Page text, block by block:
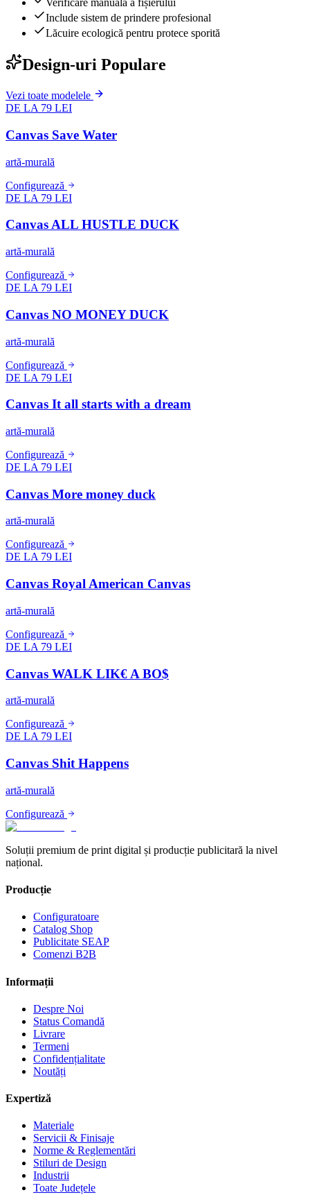
Verificare manuală a fișierului
Include sistem de prindere profesional
Lăcuire ecologică pentru protece sporită
Design-uri Populare
Vezi toate modelele
DE LA 79 LEI
Canvas Save Water
artă-murală
Configurează
DE LA 79 LEI
Canvas ALL HUSTLE DUCK
artă-murală
Configurează
DE LA 79 LEI
Canvas NO MONEY DUCK
artă-murală
Configurează
DE LA 79 LEI
Canvas It all starts with a dream
artă-murală
Configurează
DE LA 79 LEI
Canvas More money duck
artă-murală
Configurează
DE LA 79 LEI
Canvas Royal American Canvas
artă-murală
Configurează
DE LA 79 LEI
Canvas WALK LIK€ A BO$
artă-murală
Configurează
DE LA 79 LEI
Canvas Shit Happens
artă-murală
Configurează
Soluții premium de print digital și producție publicitară la nivel
național.
Producție
Configuratoare
Catalog Shop
Publicitate SEAP
Comenzi B2B
Informații
Despre Noi
Status Comandă
Livrare
Termeni
Confidențialitate
Noutăți
Expertiză
Materiale
Servicii & Finisaje
Norme & Reglementări
Stiluri de Design
Industrii
Toate Județele